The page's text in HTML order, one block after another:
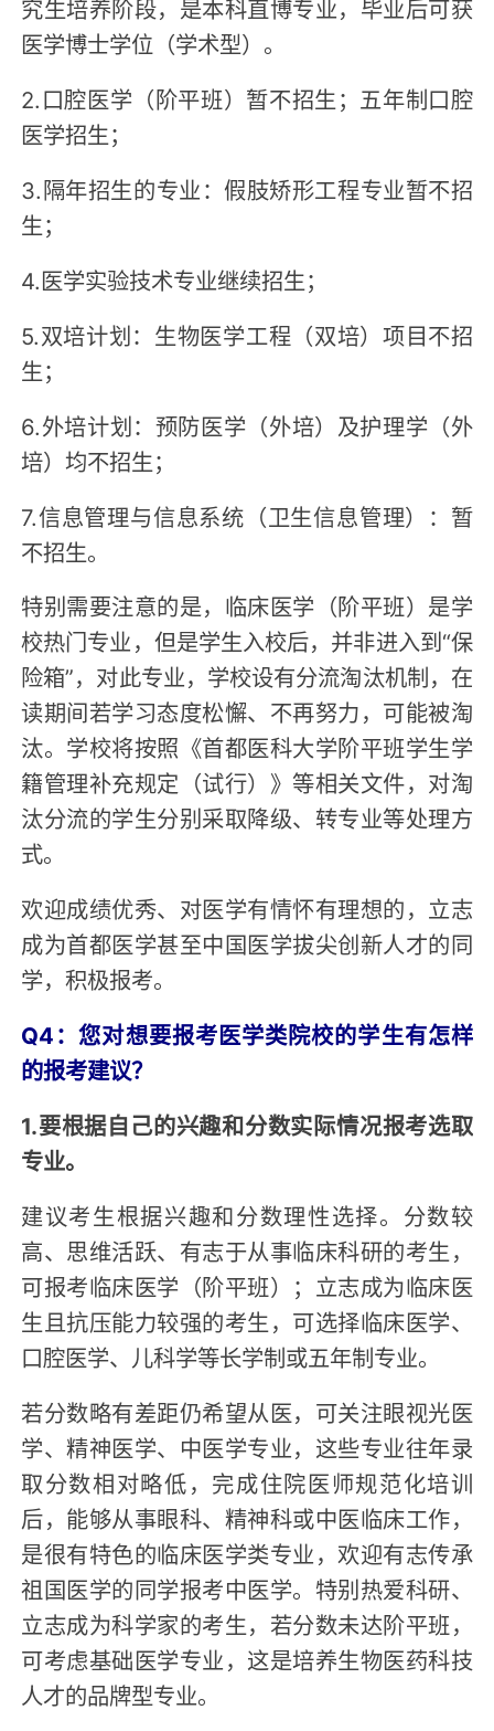
究生培养阶段，是本科直博专业，毕业后可获
医学博士学位（学术型）。
2.口腔医学（阶平班）暂不招生；五年制口腔
医学招生；
3.隔年招生的专业：假肢矫形工程专业暂不招
生；
4.医学实验技术专业继续招生；
5.双培计划：生物医学工程（双培）项目不招
生；
6.外培计划：预防医学（外培）及护理学（外
培）均不招生；
7.信息管理与信息系统（卫生信息管理）：暂
不招生。
特别需要注意的是，临床医学（阶平班）是学
校热门专业，但是学生入校后，并非进入到“保
险箱”，对此专业，学校设有分流淘汰机制，在
读期间若学习态度松懈、不再努力，可能被淘
汰。学校将按照《首都医科大学阶平班学生学
籍管理补充规定（试行）》等相关文件，对淘
汰分流的学生分别采取降级、转专业等处理方
式。
欢迎成绩优秀、对医学有情怀有理想的，立志
成为首都医学甚至中国医学拔尖创新人才的同
学，积极报考。
Q4：您对想要报考医学类院校的学生有怎样
的报考建议？
1.要根据自己的兴趣和分数实际情况报考选取
专业。
建议考生根据兴趣和分数理性选择。分数较
高、思维活跃、有志于从事临床科研的考生，
可报考临床医学（阶平班）；立志成为临床医
生且抗压能力较强的考生，可选择临床医学、
口腔医学、儿科学等长学制或五年制专业。
若分数略有差距仍希望从医，可关注眼视光医
学、精神医学、中医学专业，这些专业往年录
取分数相对略低，完成住院医师规范化培训
后，能够从事眼科、精神科或中医临床工作，
是很有特色的临床医学类专业，欢迎有志传承
祖国医学的同学报考中医学。特别热爱科研、
立志成为科学家的考生，若分数未达阶平班，
可考虑基础医学专业，这是培养生物医药科技
人才的品牌型专业。